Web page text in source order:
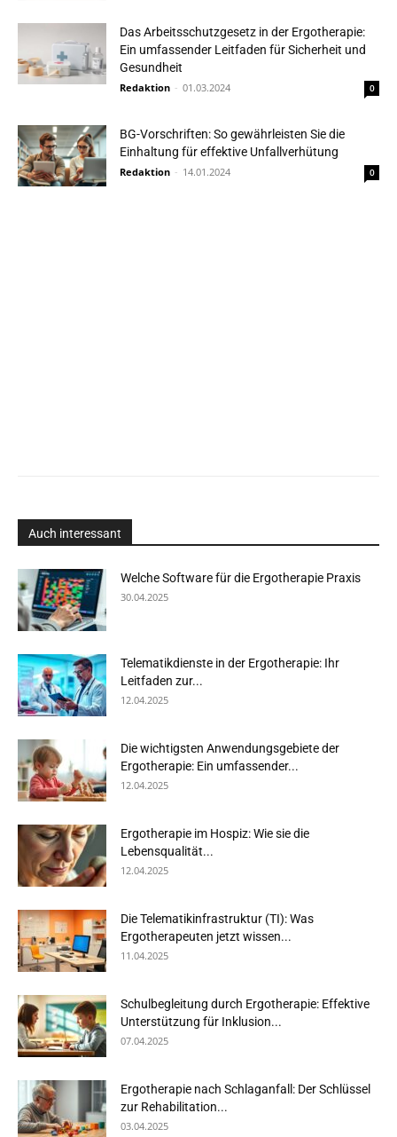
Das Arbeitsschutzgesetz in der Ergotherapie:
Ein umfassender Leitfaden für Sicherheit und
Gesundheit
Redaktion - 01.03.2024 0
BG-Vorschriften: So gewährleisten Sie die
Einhaltung für effektive Unfallverhütung
Redaktion - 14.01.2024 0
Auch interessant
Welche Software für die Ergotherapie Praxis
30.04.2025
Telematikdienste in der Ergotherapie: Ihr
Leitfaden zur...
12.04.2025
Die wichtigsten Anwendungsgebiete der
Ergotherapie: Ein umfassender...
12.04.2025
Ergotherapie im Hospiz: Wie sie die
Lebensqualität...
12.04.2025
Die Telematikinfrastruktur (TI): Was
Ergotherapeuten jetzt wissen...
11.04.2025
Schulbegleitung durch Ergotherapie: Effektive
Unterstützung für Inklusion...
07.04.2025
Ergotherapie nach Schlaganfall: Der Schlüssel
zur Rehabilitation...
03.04.2025